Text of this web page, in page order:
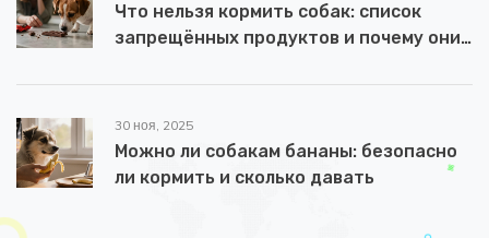
Что нельзя кормить собак: список
запрещённых продуктов и почему они
30 ноя, 2025
Можно ли собакам бананы: безопасно
ли кормить и сколько давать